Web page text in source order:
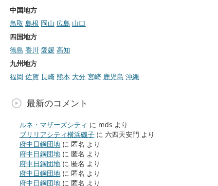
中国地方
鳥取 島根 岡山 広島 山口
四国地方
徳島 香川 愛媛 高知
九州地方
福岡 佐賀 長崎 熊本 大分 宮崎 鹿児島 沖縄
最新のコメント
ルネ・マザーズシティ に mds より
ブリリアシティ横浜磯子 に 六四天安門 より
府中日鋼団地 に 匿名 より
府中日鋼団地 に 匿名 より
府中日鋼団地 に 匿名 より
府中日鋼団地 に 匿名 より
府中日鋼団地 に 匿名 より